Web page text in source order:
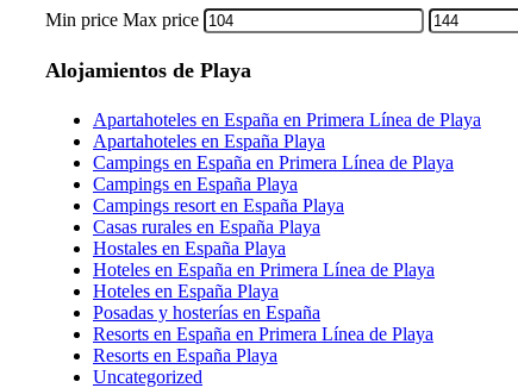
Min price Max price
Alojamientos de Playa
Apartahoteles en España en Primera Línea de Playa
Apartahoteles en España Playa
Campings en España en Primera Línea de Playa
Campings en España Playa
Campings resort en España Playa
Casas rurales en España Playa
Hostales en España Playa
Hoteles en España en Primera Línea de Playa
Hoteles en España Playa
Posadas y hosterías en España
Resorts en España en Primera Línea de Playa
Resorts en España Playa
Uncategorized